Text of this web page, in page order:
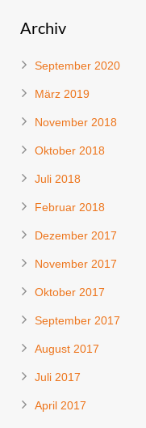
Archiv
September 2020
März 2019
November 2018
Oktober 2018
Juli 2018
Februar 2018
Dezember 2017
November 2017
Oktober 2017
September 2017
August 2017
Juli 2017
April 2017